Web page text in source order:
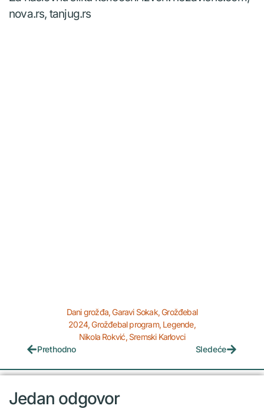
nova.rs, tanjug.rs
Dani grožđa,Garavi Sokak,Grožđebal
2024,Grožđebal program, Legende,
Nikola Rokvić, Sremski Karlovci
Prethodno
Sledeće
Jedan odgovor